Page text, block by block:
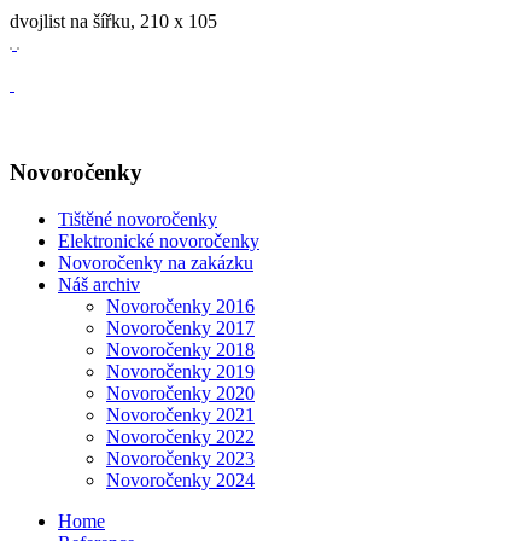
dvojlist na šířku, 210 x 105
Novoročenky
Tištěné novoročenky
Elektronické novoročenky
Novoročenky na zakázku
Náš archiv
Novoročenky 2016
Novoročenky 2017
Novoročenky 2018
Novoročenky 2019
Novoročenky 2020
Novoročenky 2021
Novoročenky 2022
Novoročenky 2023
Novoročenky 2024
Home